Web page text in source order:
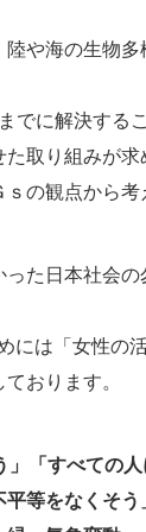
や海の生物
に解決する
取り組みが求
の観点から考
た日本社会
は「女性の
おります。
」「すべての
等をなくそ